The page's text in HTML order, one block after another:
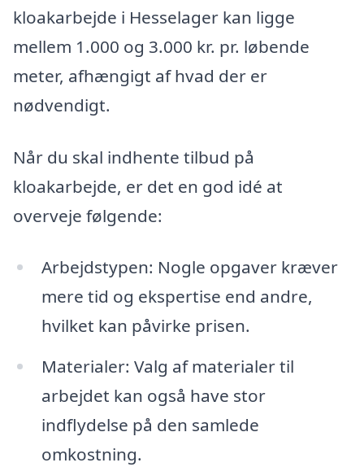
kloakarbejde i Hesselager kan ligge
mellem 1.000 og 3.000 kr. pr. løbende
meter, afhængigt af hvad der er
nødvendigt.
Når du skal indhente tilbud på
kloakarbejde, er det en god idé at
overveje følgende:
Arbejdstypen: Nogle opgaver kræver
mere tid og ekspertise end andre,
hvilket kan påvirke prisen.
Materialer: Valg af materialer til
arbejdet kan også have stor
indflydelse på den samlede
omkostning.